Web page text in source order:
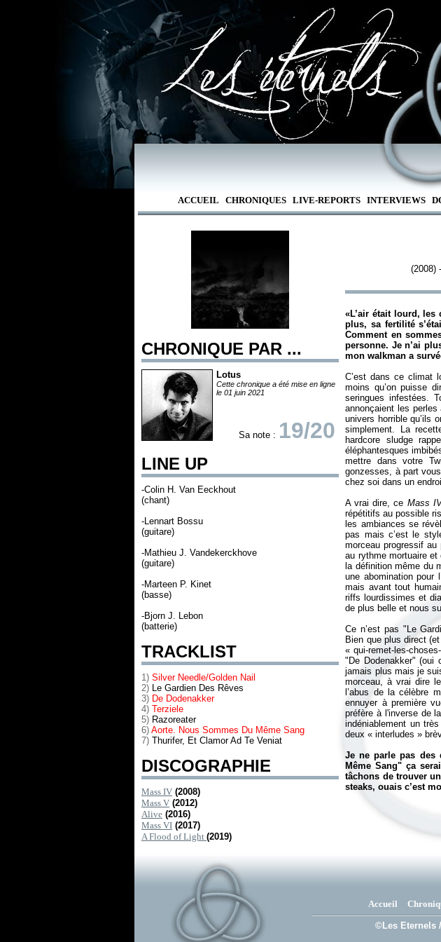
ACCUEIL CHRONIQUES LIVE-REPORTS INTERVIEWS
CHRONIQUE PAR ...
Lotus
Cette chronique a été mise en ligne
le 01 juin 2021
Sa note : 19/20
LINE UP
-Colin H. Van Eeckhout
(chant)
-Lennart Bossu
(guitare)
-Mathieu J. Vandekerckhove
(guitare)
-Marteen P. Kinet
(basse)
-Bjorn J. Lebon
(batterie)
TRACKLIST
1) Silver Needle/Golden Nail
2) Le Gardien Des Rêves
3) De Dodenakker
4) Terziele
5) Razoreater
6) Aorte. Nous Sommes Du Même Sang
7) Thurifer, Et Clamor Ad Te Veniat
DISCOGRAPHIE
Mass IV (2008)
Mass V (2012)
Alive (2016)
Mass VI (2017)
A Flood of Light (2019)
(2008)
«L’air était lourd, les
plus, sa fertilité
Comment en
personne. Je n’ai
mon walkman a
C’est dans ce climat
moins qu’on puisse
seringues infestées.
annonçaient les
univers horrible qu’ils
simplement. La
hardcore sludge
éléphantesques
mettre dans votre
gonzesses, à part
chez soi dans un
A vrai dire, ce Mass
répétitifs au possible
les ambiances se
pas mais c’est le
morceau progressif au
au rythme mortuaire
la définition même du
une abomination pour
mais avant tout
riffs lourdissimes et
de plus belle et nous
Ce n’est pas "Le
Bien que plus direct
« qui-remet-les-
"De Dodenakker" (oui
jamais plus mais je
morceau, à vrai dire
l’abus de la célèbre
ennuyer à première
préfère à l'inverse de
indéniablement un
deux «interludes»
Je ne parle pas des
Même Sang" ça
tâchons de trouver
steaks, ouais c’est
Accueil
©Les Eternels